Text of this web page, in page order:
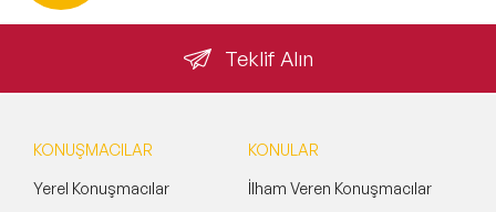
Teklif Alın
KONUŞMACILAR
Yerel Konuşmacılar
KONULAR
İlham Veren Konuşmacılar